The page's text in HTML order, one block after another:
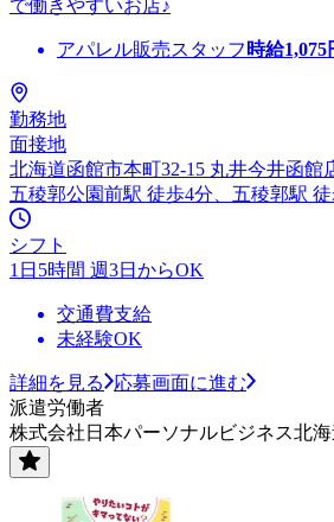
で働きやすいお店♪
アパレル販売スタッフ 時給1,075
勤務地
面接地
北海道函館市本町32-15 丸井今井函館
五稜郭公園前駅 徒歩4分、五稜郭駅 徒
シフト
1日5時間 週3日からOK
交通費支給
未経験OK
詳細を見る
応募画面に進む
派遣労働者
株式会社日本パーソナルビジネス北